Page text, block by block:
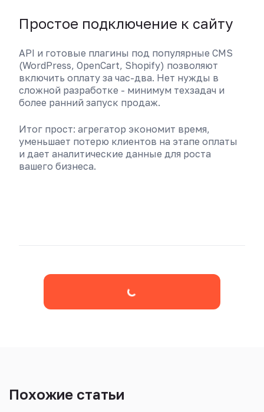
Простое подключение к сайту
API и готовые плагины под популярные CMS
(WordPress, OpenCart, Shopify) позволяют
включить оплату за час-два. Нет нужды в
сложной разработке - минимум техзадач и
более ранний запуск продаж.
Итог прост: агрегатор экономит время,
уменьшает потерю клиентов на этапе оплаты
и дает аналитические данные для роста
вашего бизнеса.
Похожие статьи